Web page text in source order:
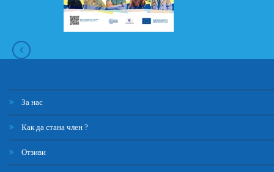
За нас
Как да стана член ?
Отзиви